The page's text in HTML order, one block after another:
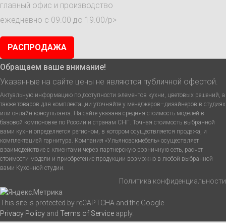
главный офис и производство
ежедневно с 09.00 до 19.00/p>
РАСПРОДАЖА
Обращаем ваше внимание!
Указанные на сайте цены не являются публичной офертой.
Актуальную информацию по доступности элементов кухни, цветовых решений, а
также товаров для комплектации уточняйте у менеджеров–дизайнеров в студиях
или онлайн консультанта. На сайте указана средняя стоимость моделей в
базовой компоновке по России и странам СНГ. Точная стоимость выбранной
вами кухни определяется регионом, в котором осуществляется продажа, и
комплектацией гарнитура. Компания «Ульяновскмебель» осуществляет
взаимодействие с клиентами через партнерскую розничную сеть, расчет
стоимости модели и приобретение продукции возможно в любой выбранной
вами Кухонной студии.
Политика конфиденциальности
This site is protected by reCAPTCHA and the Google
Privacy Policy and Terms of Service apply.